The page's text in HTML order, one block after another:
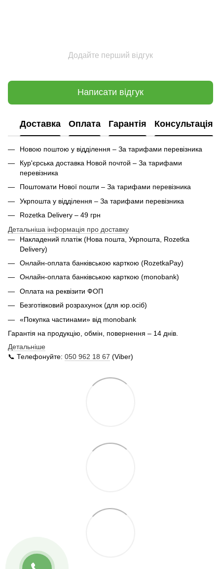
Додайте перший відгук
Написати відгук
Доставка Оплата Гарантія Консультація
Новою поштою у відділення – За тарифами перевізника
Кур'єрська доставка Новой почтой – За тарифами
перевізника
Поштомати Нової пошти – За тарифами перевізника
Укрпошта у відділення – За тарифами перевізника
Rozetka Delivery – 49 грн
Детальніша інформація про доставку
Накладений платіж (Нова пошта, Укрпошта, Rozetka
Delivery)
Онлайн-оплата банківською карткою (RozetkaPay)
Онлайн-оплата банківською карткою (monobank)
Оплата на реквізити ФОП
Безготівковий розрахунок (для юр.осіб)
«Покупка частинами» від monobank
Гарантія на продукцію, обмін, повернення – 14 днів.
Детальніше
📞 Телефонуйте: 050 962 18 67 (Viber)